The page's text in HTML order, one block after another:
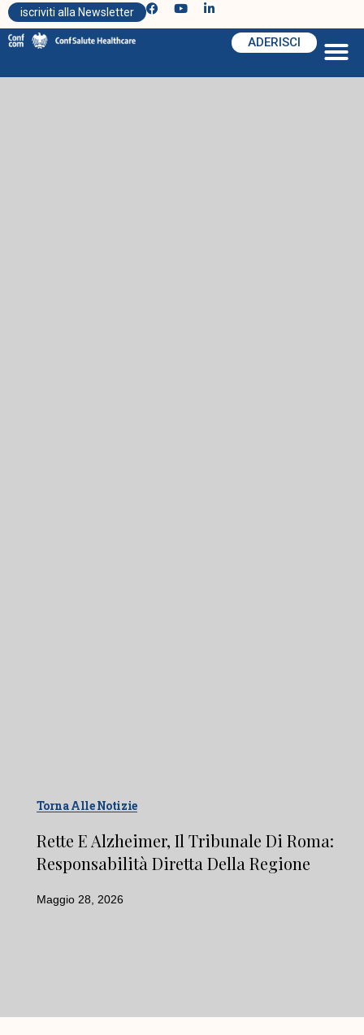
iscriviti alla Newsletter
ADERISCI
Torna Alle Notizie
Rette E Alzheimer, Il Tribunale Di Roma:
Responsabilità Diretta Della Regione
Maggio 28, 2026